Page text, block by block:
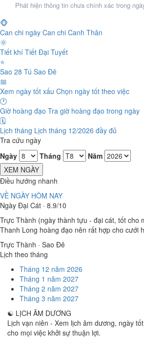
Phát hiện thông tin chưa chính xác trong
🐵
Can chi ngày Can chi Canh Thân
🌞
Tiết khí Tiết Đại Tuyết
⭐
Sao 28 Tú Sao Đê
📅
Xem ngày tốt xấu Chọn ngày tốt theo việc
🕐
Giờ hoàng đạo Tra giờ hoàng đạo trong ngày
🗓️
Lịch tháng Lịch tháng 12/2026 đầy đủ
Tra cứu ngày
Ngày
Tháng
Năm
XEM NGÀY
Điều hướng nhanh
VỀ NGÀY HÔM NAY
Ngày Đại Cát · 8.9/10
Trực Thành (ngày thành tựu - đại cát, tốt cho
Thanh Long hoàng đạo nên rất hợp cho cưới
Trực Thành · Sao Đê
Lịch theo tháng
Tháng 12 năm 2026
Tháng 1 năm 2027
Tháng 2 năm 2027
Tháng 3 năm 2027
☯ LỊCH ÂM DƯƠNG
Lịch vạn niên - Xem lịch âm dương, ngày
cho mọi việc khởi sự thuận lợi.